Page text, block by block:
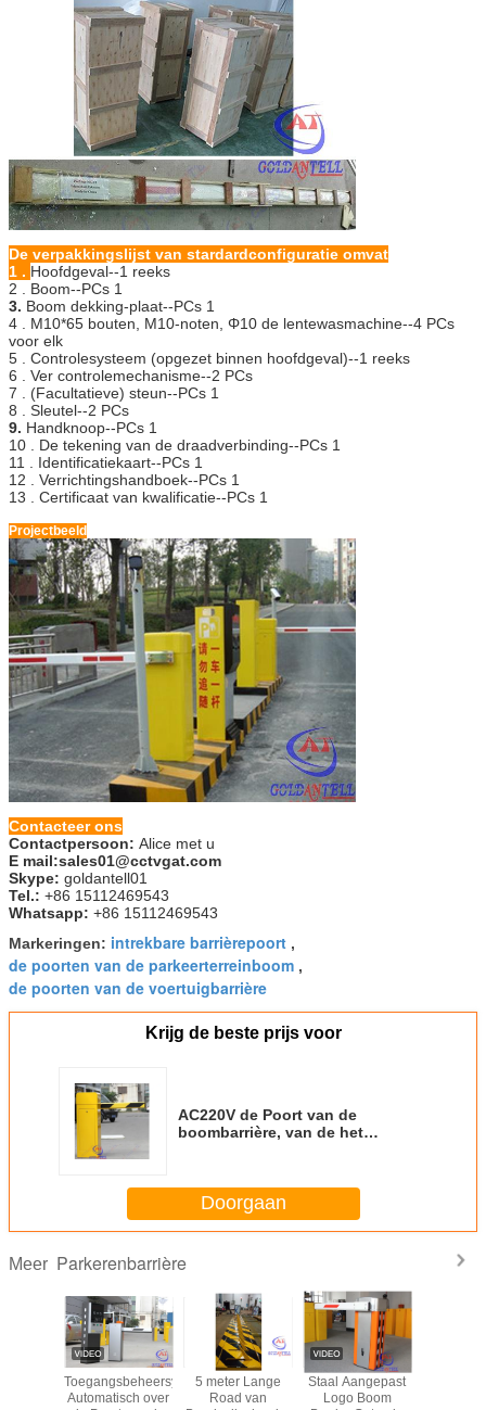
De verpakkingslijst van stardardconfiguratie omvat
1 . Hoofdgeval--1 reeks
2 . Boom--PCs 1
3. Boom dekking-plaat--PCs 1
4 . M10*65 bouten, M10-noten, Φ10 de lentewasmachine--4 PCs
voor elk
5 . Controlesysteem (opgezet binnen hoofdgeval)--1 reeks
6 . Ver controlemechanisme--2 PCs
7 . (Facultatieve) steun--PCs 1
8 . Sleutel--2 PCs
9. Handknoop--PCs 1
10 . De tekening van de draadverbinding--PCs 1
11 . Identificatiekaart--PCs 1
12 . Verrichtingshandboek--PCs 1
13 . Certificaat van kwalificatie--PCs 1
Projectbeeld
Contacteer ons
Contactpersoon: Alice met u
E mail:sales01@cctvgat.com
Skype: goldantell01
Tel.: +86 15112469543
Whatsapp: +86 15112469543
Markeringen: intrekbare barrièrepoort ,
de poorten van de parkeerterreinboom ,
de poorten van de voertuigbarrière
Krijg de beste prijs voor
AC220V de Poort van de
boombarrière, van de het
Doorgaan
Meer Parkerenbarrière
Toegangsbeheersysteem
Automatisch over
5 meter Lange
Road van
Staal Aangepast
Logo Boom